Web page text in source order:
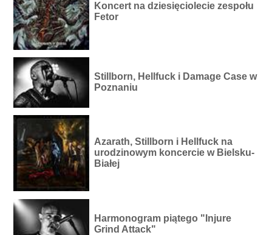
Koncert na dziesięciolecie zespołu
Fetor
Stillborn, Hellfuck i Damage Case w
Poznaniu
Azarath, Stillborn i Hellfuck na
urodzinowym koncercie w Bielsku-
Białej
Harmonogram piątego "Injure
Grind Attack"